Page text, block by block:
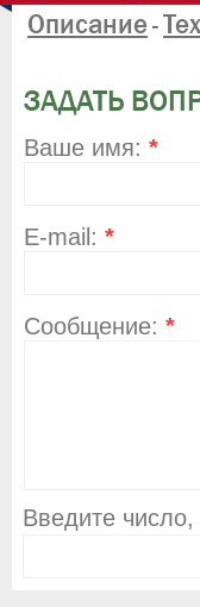
Описание-
ЗАДАТЬ
Ваше имя: *
E-mail: *
Сообщение: *
Введите число,